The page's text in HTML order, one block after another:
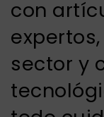
con
sector y